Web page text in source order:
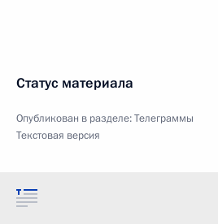
Статус материала
Опубликован в разделе:Телеграммы
Текстовая версия